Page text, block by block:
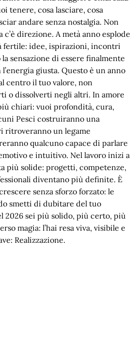
tenere, cosa lasciare, cosa
andare senza nostalgia. Non
c’è direzione. A metà anno esplode
fertile: idee, ispirazioni, incontri
sensazione di essere finalmente
giusta. Questo è un anno
centro il tuo valore, non
o dissolverti negli altri. In amore
chiari: vuoi profondità, cura,
Pesci costruiranno una
ritroveranno un legame
qualcuno capace di parlare
e intuitivo. Nel lavoro inizi a
più solide: progetti, competenze,
diventano più definite. È
senza sforzo forzato: le
smetti di dubitare del tuo
2026 sei più solido, più certo, più
magia: l’hai resa viva, visibile e
Realizzazione.